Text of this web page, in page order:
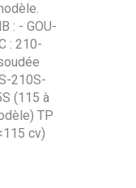
: - GOU-
: 210-
210S-
(115 à
TP
cv)